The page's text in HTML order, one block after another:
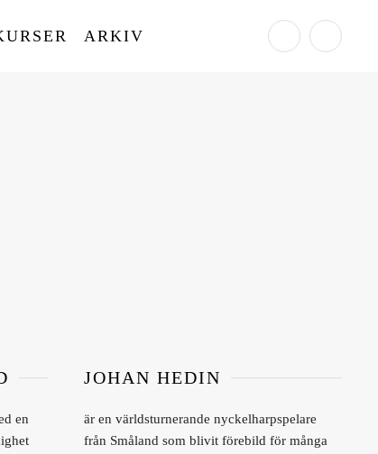
ARKIV
en
JOHAN HEDIN
är en världsturnerande nyckelharpspelare
från Småland som blivit förebild för många